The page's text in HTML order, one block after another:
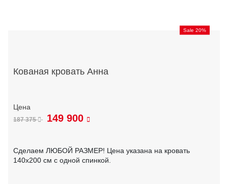
Sale 20%
Кованая кровать Анна
187 375 149 900
Сделаем ЛЮБОЙ РАЗМЕР! Цена указана на кровать
140х200 см с одной спинкой.